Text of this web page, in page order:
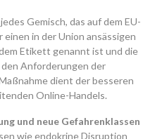
Gemisch, das auf dem EU-
in der Union ansässigen
Etikett genannt ist und die
Anforderungen der
dient der besseren
Online-Handels.
und neue Gefahrenklassen
wie endokrine Disruption